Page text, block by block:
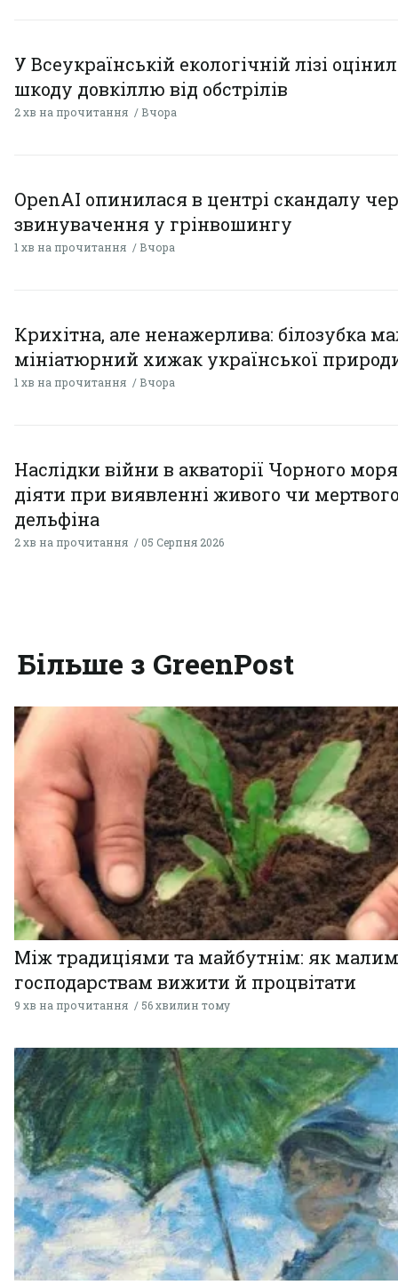
У Всеукраїнській екологічній лізі
шкоду довкіллю від обстрілів
2 хв на прочитання Вчора
OpenAI опинилася в центрі скандалу
звинувачення у грінвошингу
1 хв на прочитання Вчора
Крихітна, але ненажерлива: білозубка
мініатюрний хижак української
1 хв на прочитання Вчора
Наслідки війни в акваторії Чорного
діяти при виявленні живого чи
дельфіна
2 хв на прочитання 05 Серпня 2026
Більше з GreenPost
Між традиціями та майбутнім: як малим
господарствам вижити й процвітати
9 хв на прочитання 56 хвилин тому